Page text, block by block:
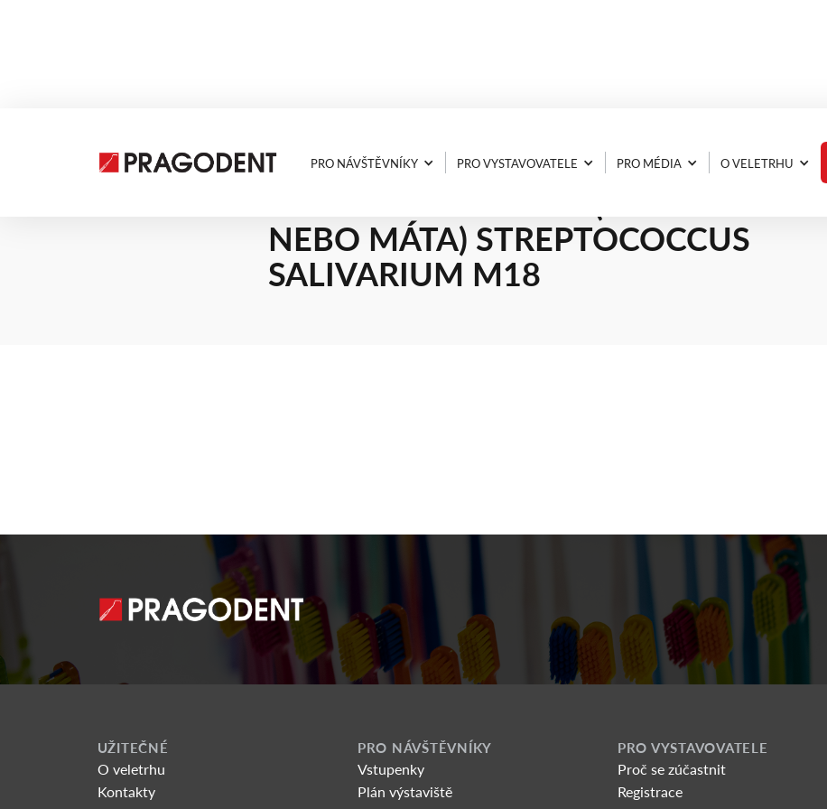
PRO NÁVŠTĚVNÍKY PRO VYSTAVOVATELE PRO MÉDIA O VELETRHU
3.7.2025
NEBO MÁTA) STREPTOCOCCUS
SALIVARIUM M18
UŽITEČNÉ
O veletrhu
Kontakty
PRO NÁVŠTĚVNÍKY
Vstupenky
Plán výstaviště
PRO VYSTAVOVATELE
Proč se zúčastnit
Registrace